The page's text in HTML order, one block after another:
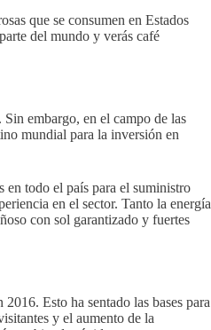
que se consumen en Estados
del mundo y verás café
embargo, en el campo de las
mundial para la inversión en
en todo el país para el suministro
en el sector. Tanto la energía
con sol garantizado y fuertes
Esto ha sentado las bases para
y el aumento de la